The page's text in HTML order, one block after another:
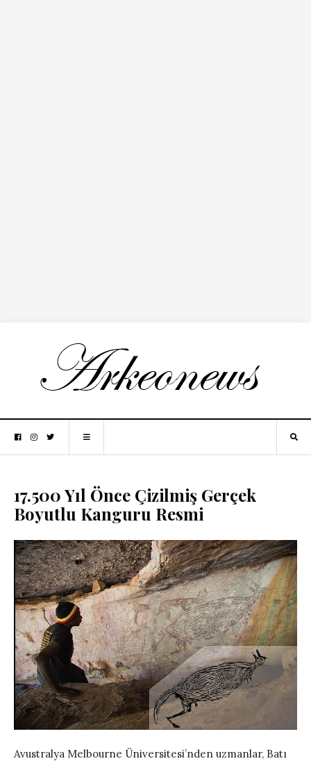
17.500 Yıl Önce Çizilmiş Gerçek
Boyutlu Kanguru Resmi
Avustralya Melbourne Üniversitesi’nden uzmanlar, Batı